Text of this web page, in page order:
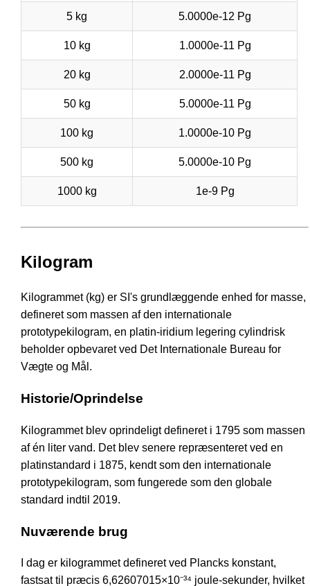
5 kg 5.0000e-12 Pg
10 kg 1.0000e-11 Pg
20 kg 2.0000e-11 Pg
50 kg 5.0000e-11 Pg
100 kg 1.0000e-10 Pg
500 kg 5.0000e-10 Pg
1000 kg 1e-9 Pg
Kilogram
Kilogrammet (kg) er SI's grundlæggende enhed for masse,
defineret som massen af den internationale
prototypekilogram, en platin-iridium legering cylindrisk
beholder opbevaret ved Det Internationale Bureau for
Vægte og Mål.
Historie/Oprindelse
Kilogrammet blev oprindeligt defineret i 1795 som massen
af én liter vand. Det blev senere repræsenteret ved en
platinstandard i 1875, kendt som den internationale
prototypekilogram, som fungerede som den globale
standard indtil 2019.
Nuværende brug
I dag er kilogrammet defineret ved Plancks konstant,
fastsat til præcis 6,62607015×10⁻³⁴ joule-sekunder, hvilket